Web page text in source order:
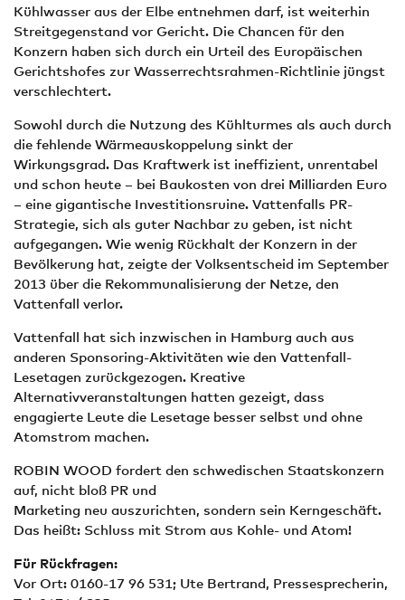
Kühlwasser aus der Elbe entnehmen darf, ist weiterhin
Streitgegenstand vor Gericht. Die Chancen für den
Konzern haben sich durch ein Urteil des Europäischen
Gerichtshofes zur Wasserrechtsrahmen-Richtlinie jüngst
verschlechtert.
Sowohl durch die Nutzung des Kühlturmes als auch durch
die fehlende Wärmeauskoppelung sinkt der
Wirkungsgrad. Das Kraftwerk ist ineffizient, unrentabel
und schon heute – bei Baukosten von drei Milliarden Euro
– eine gigantische Investitionsruine. Vattenfalls PR-
Strategie, sich als guter Nachbar zu geben, ist nicht
aufgegangen. Wie wenig Rückhalt der Konzern in der
Bevölkerung hat, zeigte der Volksentscheid im September
2013 über die Rekommunalisierung der Netze, den
Vattenfall verlor.
Vattenfall hat sich inzwischen in Hamburg auch aus
anderen Sponsoring-Aktivitäten wie den Vattenfall-
Lesetagen zurückgezogen. Kreative
Alternativveranstaltungen hatten gezeigt, dass
engagierte Leute die Lesetage besser selbst und ohne
Atomstrom machen.
ROBIN WOOD fordert den schwedischen Staatskonzern
auf, nicht bloß PR und
Marketing neu auszurichten, sondern sein Kerngeschäft.
Das heißt: Schluss mit Strom aus Kohle- und Atom!
Für Rückfragen:
Vor Ort: 0160-17 96 531; Ute Bertrand, Pressesprecherin,